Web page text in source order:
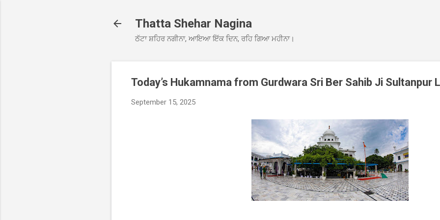
Thatta Shehar Nagina
ਠੱਟਾ ਸ਼ਹਿਰ ਨਗੀਨਾ, ਆਇਆ ਇੱਕ ਦਿਨ, ਰਹਿ ਗਿਆ ਮਹੀਨਾ।
Today’s Hukamnama from Gurdwara Sri Ber Sahib Ji Sultanpur
September 15, 2025